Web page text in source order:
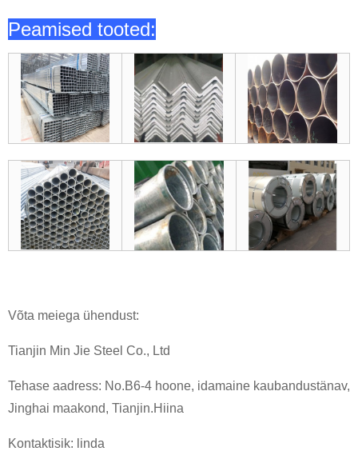
Peamised tooted:
Võta meiega ühendust:
Tianjin Min Jie Steel Co., Ltd
Tehase aadress: No.B6-4 hoone, idamaine kaubandustänav,
Jinghai maakond, Tianjin.Hiina
Kontaktisik: linda